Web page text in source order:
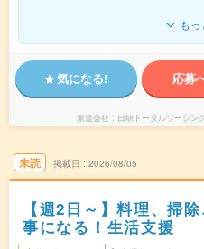
も
気になる! 応募
派遣会社 日研トータルソーシ
未読 掲載日 2026/08/05
【週2日～】料理、掃
事になる！生活支援